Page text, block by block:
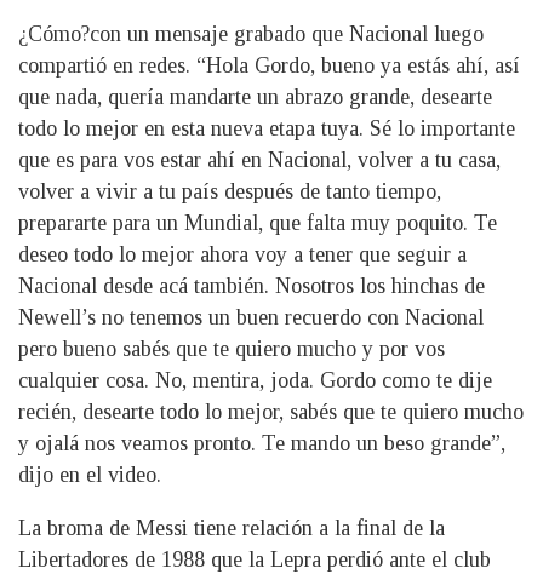
¿Cómo?con un mensaje grabado que Nacional luego
compartió en redes. “Hola Gordo, bueno ya estás ahí, así
que nada, quería mandarte un abrazo grande, desearte
todo lo mejor en esta nueva etapa tuya. Sé lo importante
que es para vos estar ahí en Nacional, volver a tu casa,
volver a vivir a tu país después de tanto tiempo,
prepararte para un Mundial, que falta muy poquito. Te
deseo todo lo mejor ahora voy a tener que seguir a
Nacional desde acá también. Nosotros los hinchas de
Newell’s no tenemos un buen recuerdo con Nacional
pero bueno sabés que te quiero mucho y por vos
cualquier cosa. No, mentira, joda. Gordo como te dije
recién, desearte todo lo mejor, sabés que te quiero mucho
y ojalá nos veamos pronto. Te mando un beso grande”,
dijo en el video.
La broma de Messi tiene relación a la final de la
Libertadores de 1988 que la Lepra perdió ante el club